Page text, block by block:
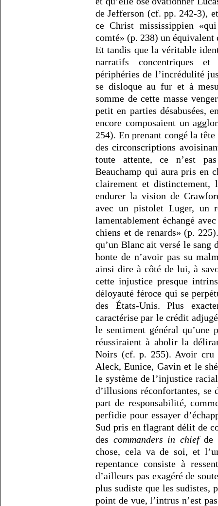
de Jefferson (cf. pp. 242-3),
ce Christ mississippien
comté» (p. 238) un équivalent
Et tandis que la véritable
narratifs concentriques et
périphéries de l’incrédulité
se disloque au fur et à
somme de cette masse
petit en parties désabusées,
encore composaient un
254). En prenant congé la
des circonscriptions
toute attente, ce n’est
Beauchamp qui aura pris en
clairement et distinctement,
endurer la vision de
avec un pistolet Luger, un
lamentablement échangé
chiens et de renards» (p.
qu’un Blanc ait versé le sang
honte de n’avoir pas su
ainsi dire à côté de lui, à
cette injustice presque
déloyauté féroce qui se
des États-Unis. Plus
caractérise par le crédit
le sentiment général qu’une
réussiraient à abolir la
Noirs (cf. p. 255). Avoir cru
Aleck, Eunice, Gavin et le
le système de l’injustice
d’illusions réconfortantes, se
part de responsabilité,
perfidie pour essayer
Sud pris en flagrant délit de
des commanders in chiefde
chose, cela va de soi, et
repentance consiste à
d’ailleurs pas exagéré de
plus sudiste que les sudistes,
point de vue, l’intrus n’est